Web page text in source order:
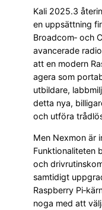
Kali 2025.3
en uppsättning
Broadcom‑ och
avancerade
att en modern
agera som
utbildare,
detta nya,
och utföra
Men Nexmon är
Funktionaliteten
och
samtidigt
Raspberry
noga med att